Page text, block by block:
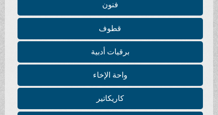
فنون
قطوف
برقيات أدبية
واحة الإخاء
كاريكاتير